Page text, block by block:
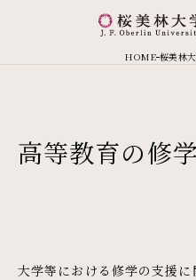
桜美林大学 トップページ
HOME 桜美林
高等教育の修
大学等における修学の支援